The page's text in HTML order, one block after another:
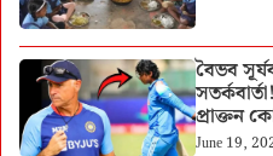
বৈভব
প্রাক্তন
June 19,